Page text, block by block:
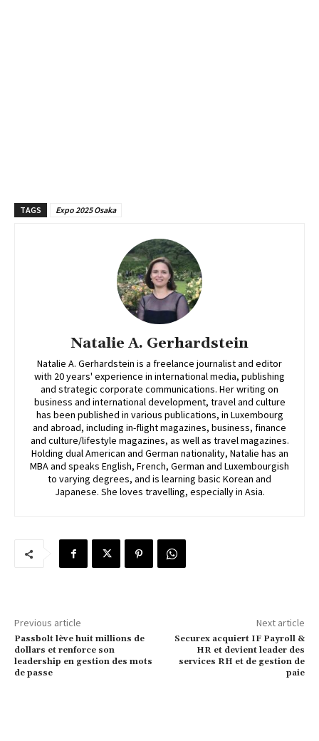
TAGS Expo 2025 Osaka
Natalie A. Gerhardstein
Natalie A. Gerhardstein is a freelance journalist and editor
with 20 years' experience in international media, publishing
and strategic corporate communications. Her writing on
business and international development, travel and culture
has been published in various publications, in Luxembourg
and abroad, including in-flight magazines, business, finance
and culture/lifestyle magazines, as well as travel magazines.
Holding dual American and German nationality, Natalie has an
MBA and speaks English, French, German and Luxembourgish
to varying degrees, and is learning basic Korean and
Japanese. She loves travelling, especially in Asia.
Previous article
Passbolt lève huit millions de
dollars et renforce son
leadership en gestion des mots
de passe
Next article
Securex acquiert IF Payroll &
HR et devient leader des
services RH et de gestion de
paie